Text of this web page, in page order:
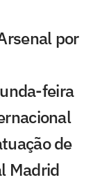
por
feira
de
Madrid